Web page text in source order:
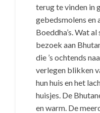
terug te vinden in
gebedsmolens en
Boeddha’s. Wat
bezoek aan
die ’s ochtends
verlegen blikken
hun huis en het
huisjes. De
en warm. De